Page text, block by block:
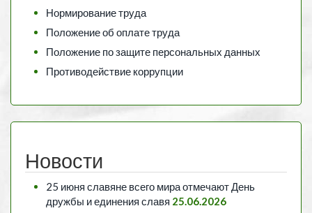
Нормирование труда
Положение об оплате труда
Положение по защите персональных данных
Противодействие коррупции
Новости
25 июня славяне всего мира отмечают День
дружбы и единения славя 25.06.2026